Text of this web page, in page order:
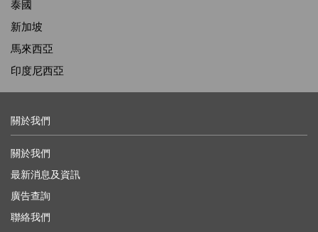
泰國
新加坡
馬來西亞
印度尼西亞
關於我們
關於我們
最新消息及資訊
廣告查詢
聯絡我們